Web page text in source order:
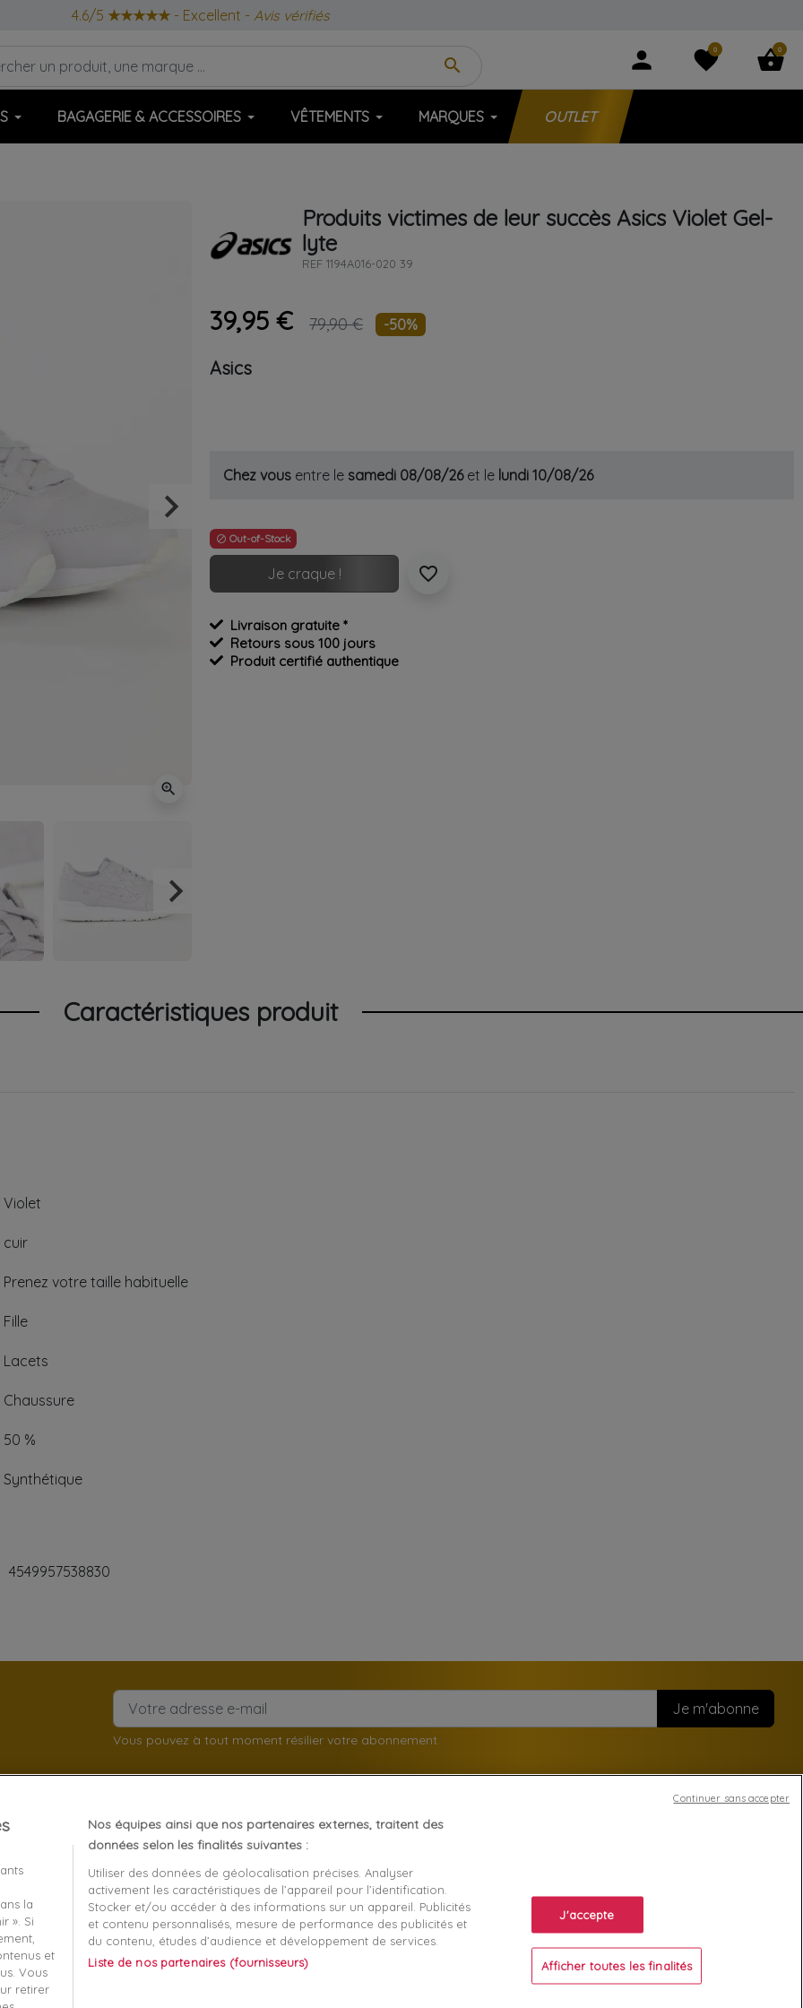
4.6/5 ★★★★★ - Excellent - Avis vérifiés
search person favorite
0 shopping_basket
0
BAGAGERIE & ACCESSOIRES VÊTEMENTS MARQUES OUTLET
Suivant
keyboard_arrow_right
zoom_in
Suivant
keyboard_arrow_right
Produits victimes de leur succès Asics Violet Gel-
lyte
REF 1194A016-020 39
39,95 € 79,90 € -50%
Asics
Chez vous entre le samedi 08/08/26et le lundi 10/08/26
 Out-of-Stock
Je craque ! favorite_border
Livraison gratuite *
Retours sous 100 jours
Produit certifié authentique
Caractéristiques produit
Violet
cuir
Prenez votre taille habituelle
Fille
Lacets
Chaussure
50 %
Synthétique
4549957538830
Vous pouvez à tout moment résilier votre abonnement.
remboursement
commande
À propos
Mentions légales
Conditions générales de vente
Qui sommes nous?
Informatique et liberté
Connexion
Créez votre compte
la
». Si
et
Vous
retirer
Nos équipes ainsi que nos partenaires externes, traitent des
données selon les finalités suivantes :
Utiliser des données de géolocalisation précises. Analyser
activement les caractéristiques de l’appareil pour l’identification.
Stocker et/ou accéder à des informations sur un appareil. Publicités
et contenu personnalisés, mesure de performance des publicités et
du contenu, études d’audience et développement de services.
Liste de nos partenaires (fournisseurs)
J'accepte
Afficher toutes les finalités
Continuer sans accepter